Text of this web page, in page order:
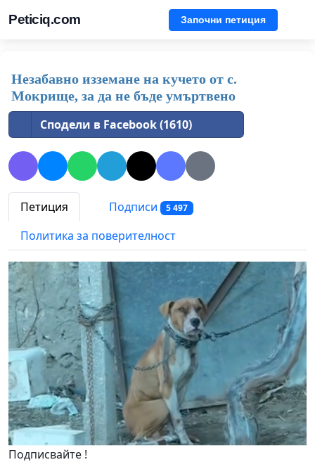
Peticiq.com Започни петиция
Незабавно изземане на кучето от с.
Мокрище, за да не бъде умъртвено
Сподели в Facebook (1610)
Петиция Подписи 5 497
Политика за поверителност
Подписвайте !